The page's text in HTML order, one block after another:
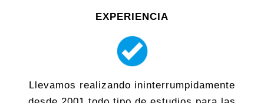
EXPERIENCIA
Llevamos realizando ininterrumpidamente